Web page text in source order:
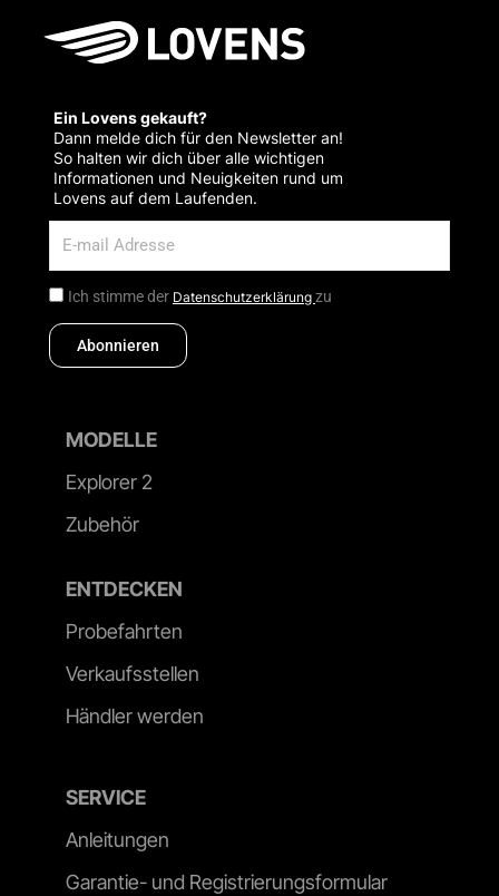
Ein Lovens gekauft?
Dann melde dich für den Newsletter an!
So halten wir dich über alle wichtigen
Informationen und Neuigkeiten rund um
Lovens auf dem Laufenden.
Ich stimme der Datenschutzerklärung zu
Abonnieren
MODELLE
Explorer 2
Zubehör
ENTDECKEN
Probefahrten
Verkaufsstellen
Händler werden
SERVICE
Anleitungen
Garantie- und Registrierungsformular